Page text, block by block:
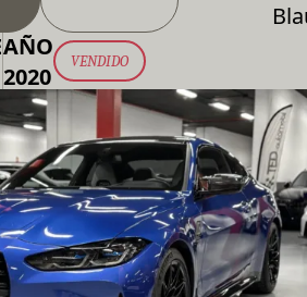
AÑO
2020
VENDIDO